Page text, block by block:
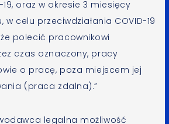
oraz w okresie 3 miesięcy
w celu przeciwdziałania COVID-19
polecić pracownikowi
czas oznaczony, pracy
o pracę, poza miejscem jej
(praca zdalna).”
legalna możliwość